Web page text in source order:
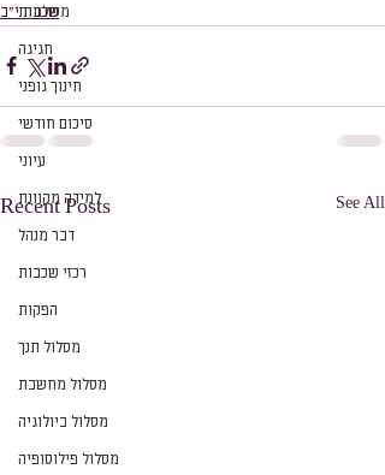
משלחות
חגיגה
חינוך גופני
סיכום חודשי
עיוני
למידה מקוונת
דבר מנהל
רכזי שכבות
הפקות
מסלול תנך
מסלול מחשבת
מסלול ביולוגיה
מסלול פילוסופיה
שכבת י״ב
Recent Posts See All